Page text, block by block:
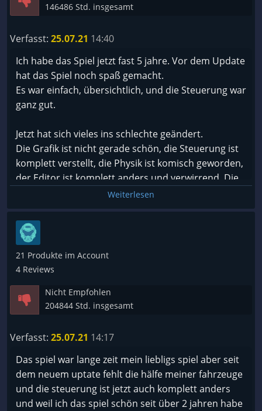
146486 Std. insgesamt
Verfasst: 25.07.21 14:40
Ich habe das Spiel jetzt fast 5 jahre. Vor dem Update
hat das Spiel noch spaß gemacht.
Es war einfach, übersichtlich, und die Steuerung war
ganz gut.
Jetzt hat sich vieles ins schlechte geändert.
Die Grafik ist nicht gerade schön, die Steuerung ist
komplett verstellt, die Physik ist komisch geworden,
der Editor ist komplett anders und verwirrend. Die
Fahrzeuge zu finden ist auch aufwendig. Das bauen
der Fahrzeuge macht für mich auch kein Spaß mehr.
Und vieles mehr.
Leider kann ich dieses Spiel nun nicht mehr
empfehlen. :/
Weiterlesen
21 Produkte im Account
4 Reviews
Nicht Empfohlen
204844 Std. insgesamt
Verfasst: 25.07.21 14:17
Das spiel war lange zeit mein liebligs spiel aber seit
dem neuem uptate fehlt die hälfe meiner fahrzeuge
und die steuerung ist jetzt auch komplett anders
und weil ich das spiel schön seit über 2 jahren habe